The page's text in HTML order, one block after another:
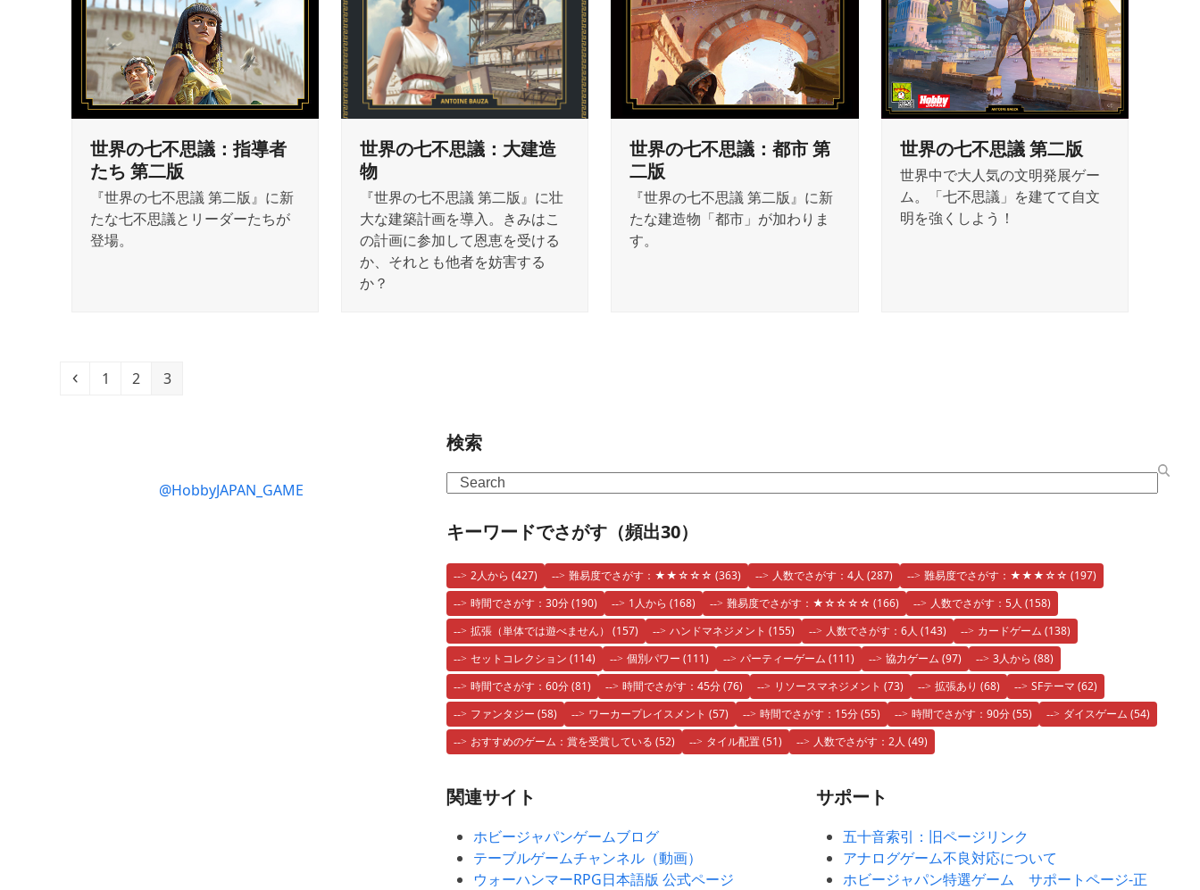
世界の七不思議：指導者
たち 第二版
『世界の七不思議 第二版』に新
たな七不思議とリーダーたちが
登場。
世界の七不思議：大建造
物
『世界の七不思議 第二版』に壮
大な建築計画を導入。きみはこ
の計画に参加して恩恵を受ける
か、それとも他者を妨害する
か？
世界の七不思議：都市 第
二版
『世界の七不思議 第二版』に新
たな建造物「都市」が加わりま
す。
世界の七不思議 第二版
世界中で大人気の文明発展ゲー
ム。「七不思議」を建てて自文
明を強くしよう！
Previous
Page
1 Page
2 Page
3
@HobbyJAPAN_GAME
検索
Search
キーワードでさがす（頻出30）
2人から (427) 難易度でさがす：★★☆☆☆ (363) 人数でさがす：4人 (287) 難易度でさがす：★★★☆☆ (197)
時間でさがす：30分(190) 1人から (168) 難易度でさがす：★☆☆☆☆ (166) 人数でさがす：5人 (158)
拡張（単体では遊べません） (157) ハンドマネジメント (155) 人数でさがす：6人 (143) カードゲーム (138)
セットコレクション (114) 個別パワー (111) パーティーゲーム (111) 協力ゲーム (97) 3人から (88)
時間でさがす：60分(81) 時間でさがす：45分(76) リソースマネジメント (73) 拡張あり (68) SFテーマ (62)
ファンタジー (58) ワーカープレイスメント (57) 時間でさがす：15分(55) 時間でさがす：90分(55) ダイスゲーム (54)
おすすめのゲーム：賞を受賞している (52) タイル配置(51) 人数でさがす：2人 (49)
関連サイト
ホビージャパンゲームブログ
テーブルゲームチャンネル（動画）
ウォーハンマーRPG日本語版 公式ページ
サポート
五十音索引：旧ページリンク
アナログゲーム不良対応について
ホビージャパン特選ゲーム サポートページ-正